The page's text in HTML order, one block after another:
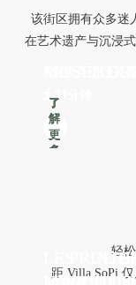
该街区拥有众多迷
在艺术遗产与沉浸
了
解
更
多
MUSÉE
了
解
更
多
MUSÉE
了
解
更
多
MUSÉE
了
解
更
多
PARADOX
了
解
更
多
轻
距 Villa SoPi
LES RUE
LE